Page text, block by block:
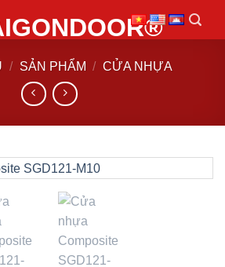
/ SẢN PHẨM / CỬA NHỰA